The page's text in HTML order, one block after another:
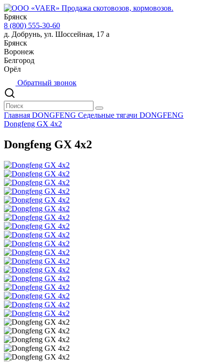
Брянск
8 (800) 555-30-60
д. Добрунь, ул. Шоссейная, 17 а
Брянск
Воронеж
Белгород
Орёл
Обратный звонок
Главная DONGFENG Седельные тягачи DONGFENG
Dongfeng GX 4x2
Dongfeng GX 4x2